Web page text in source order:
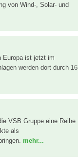
von Wind-, Solar- und
Europa ist jetzt im
werden dort durch 16
VSB Gruppe eine Reihe
als
mehr...